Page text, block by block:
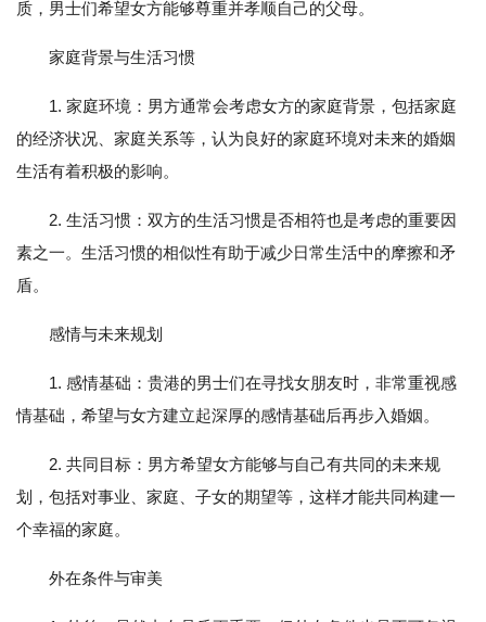
质，男士们希望女方能够尊重并孝顺自己的父母。
家庭背景与生活习惯
1. 家庭环境：男方通常会考虑女方的家庭背景，包括家庭
的经济状况、家庭关系等，认为良好的家庭环境对未来的婚姻
生活有着积极的影响。
2. 生活习惯：双方的生活习惯是否相符也是考虑的重要因
素之一。生活习惯的相似性有助于减少日常生活中的摩擦和矛
盾。
感情与未来规划
1. 感情基础：贵港的男士们在寻找女朋友时，非常重视感
情基础，希望与女方建立起深厚的感情基础后再步入婚姻。
2. 共同目标：男方希望女方能够与自己有共同的未来规
划，包括对事业、家庭、子女的期望等，这样才能共同构建一
个幸福的家庭。
外在条件与审美